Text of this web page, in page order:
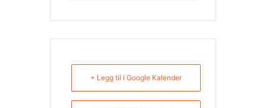
+ Legg til i Google Kalender